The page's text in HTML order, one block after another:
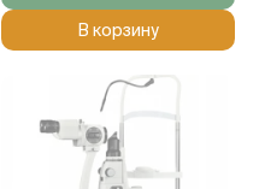
В корзину